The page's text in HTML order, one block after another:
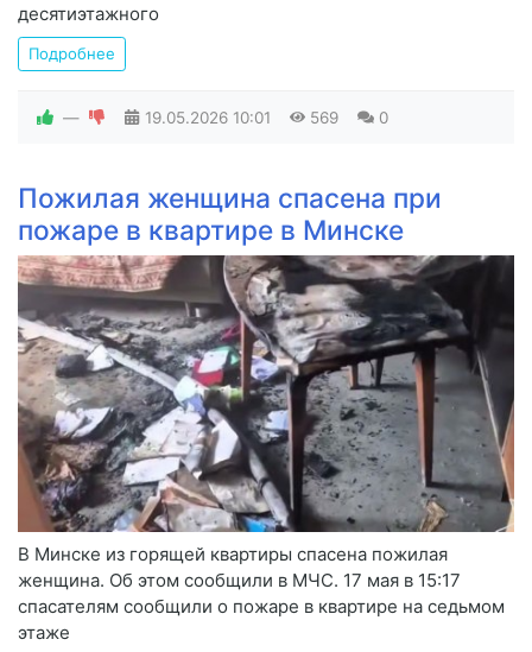
десятиэтажного
Подробнее
— 19.05.2026 10:01 569 0
Пожилая женщина спасена при
пожаре в квартире в Минске
В Минске из горящей квартиры спасена пожилая
женщина. Об этом сообщили в МЧС. 17 мая в 15:17
спасателям сообщили о пожаре в квартире на седьмом
этаже